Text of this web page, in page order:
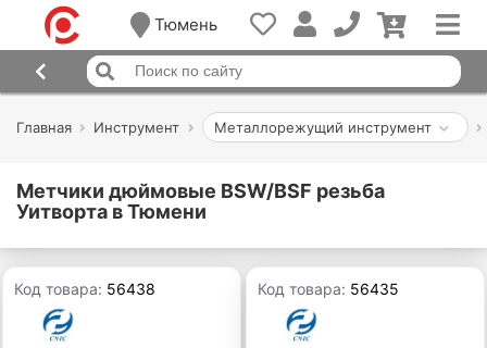
Тюмень
Главная Инструмент Металлорежущий инструмент
Метчики дюймовые BSW/BSF резьба
Уитворта в Тюмени
Код товара: 56438 Код товара: 56435